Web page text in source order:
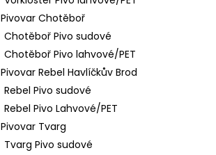
Pivovar Chotěboř
Chotěboř Pivo sudové
Chotěboř Pivo lahvové/PET
Pivovar Rebel Havlíčkův Brod
Rebel Pivo sudové
Rebel Pivo Lahvové/PET
Pivovar Tvarg
Tvarg Pivo sudové